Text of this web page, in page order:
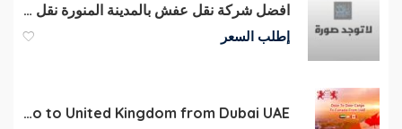
افضل شركة نقل عفش بالمدينة المنورة نقل وتغليف العفش
إطلب السعر
Sea Cargo to United Kingdom from Dubai UAE